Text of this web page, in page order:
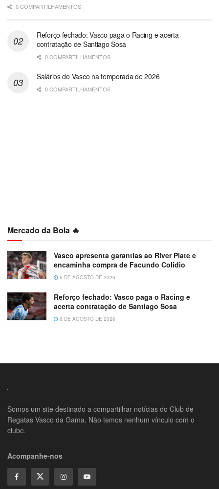
0 COMPARTILHAMENTOS
Reforço fechado: Vasco paga o Racing e acerta
contratação de Santiago Sosa
0 COMPARTILHAMENTOS
Salários do Vasco na temporada de 2026
0 COMPARTILHAMENTOS
Mercado da Bola 🔥
Vasco apresenta garantias ao River Plate e
encaminha compra de Facundo Colidio
6 DE AGOSTO DE 2026
Reforço fechado: Vasco paga o Racing e
acerta contratação de Santiago Sosa
6 DE AGOSTO DE 2026
Somos um site destinado a compartilhar notícias do Club de
Regatas Vasco da Gama. Não temos nenhum vínculo com o
clube.
Acompanhe-nos